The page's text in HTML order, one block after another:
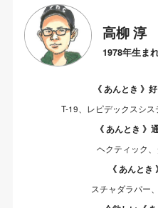
高柳 淳
1978年生ま
《 あんとき 》
T-19、レピデックスシ
《 あんとき 》
ヘクティック
《 あんと
スチャダラパー